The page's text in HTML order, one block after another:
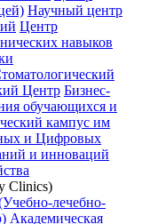
Научный центр
Центр
навыков
Центр Бизнес-
обучающихся и
кампус им
и Цифровых
и инноваций
Clinics)
лечебно-
Академическая